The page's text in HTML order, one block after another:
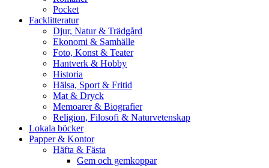
Pocket
Facklitteratur
Djur, Natur & Trädgård
Ekonomi & Samhälle
Foto, Konst & Teater
Hantverk & Hobby
Historia
Hälsa, Sport & Fritid
Mat & Dryck
Memoarer & Biografier
Religion, Filosofi & Naturvetenskap
Lokala böcker
Papper & Kontor
Häfta & Fästa
Gem och gemkoppar